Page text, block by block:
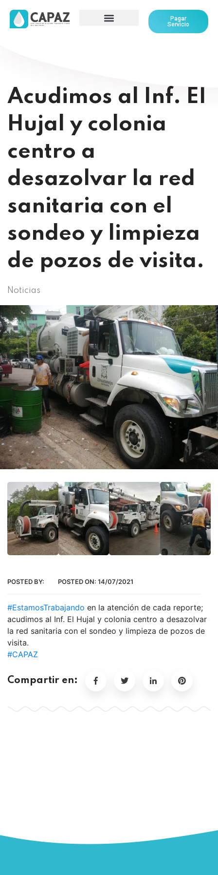
Pagar
Servicio
Acudimos al Inf. El
Hujal y colonia
centro a
desazolvar la red
sanitaria con el
sondeo y limpieza
de pozos de visita.
Noticias
POSTED BY: POSTED ON: 14/07/2021
#EstamosTrabajando en la atención de cada reporte;
acudimos al Inf. El Hujal y colonia centro a desazolvar
la red sanitaria con el sondeo y limpieza de pozos de
visita.
#CAPAZ
Compartir en: